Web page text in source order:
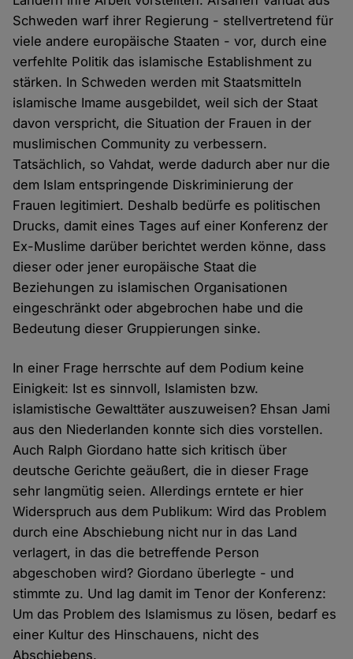
Schweden warf ihrer Regierung - stellvertretend für
viele andere europäische Staaten - vor, durch eine
verfehlte Politik das islamische Establishment zu
stärken. In Schweden werden mit Staatsmitteln
islamische Imame ausgebildet, weil sich der Staat
davon verspricht, die Situation der Frauen in der
muslimischen Community zu verbessern.
Tatsächlich, so Vahdat, werde dadurch aber nur die
dem Islam entspringende Diskriminierung der
Frauen legitimiert. Deshalb bedürfe es politischen
Drucks, damit eines Tages auf einer Konferenz der
Ex-Muslime darüber berichtet werden könne, dass
dieser oder jener europäische Staat die
Beziehungen zu islamischen Organisationen
eingeschränkt oder abgebrochen habe und die
Bedeutung dieser Gruppierungen sinke.
In einer Frage herrschte auf dem Podium keine
Einigkeit: Ist es sinnvoll, Islamisten bzw.
islamistische Gewalttäter auszuweisen? Ehsan Jami
aus den Niederlanden konnte sich dies vorstellen.
Auch Ralph Giordano hatte sich kritisch über
deutsche Gerichte geäußert, die in dieser Frage
sehr langmütig seien. Allerdings erntete er hier
Widerspruch aus dem Publikum: Wird das Problem
durch eine Abschiebung nicht nur in das Land
verlagert, in das die betreffende Person
abgeschoben wird? Giordano überlegte - und
stimmte zu. Und lag damit im Tenor der Konferenz:
Um das Problem des Islamismus zu lösen, bedarf es
einer Kultur des Hinschauens, nicht des
Abschiebens.